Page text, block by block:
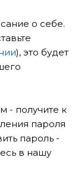
о себе.
), это будет
- получите к
пароля
пароль -
в нашу